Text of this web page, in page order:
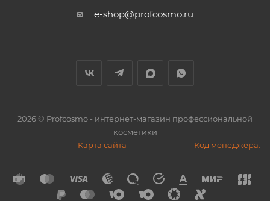
e-shop@profcosmo.ru
2026© Profcosmo - интернет-магазин профессиональной
косметики
Карта сайта
Код менеджера: